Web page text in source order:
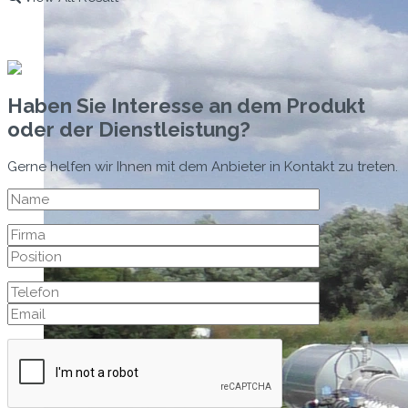
Haben Sie Interesse an dem Produkt
oder der Dienstleistung?
Gerne helfen wir Ihnen mit dem Anbieter in Kontakt zu treten.